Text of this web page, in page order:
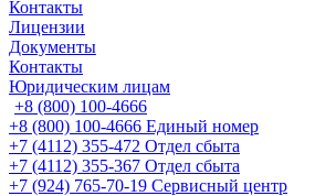
Контакты
Лицензии
Документы
Контакты
Юридическим лицам
+8 (800) 100-4666
+8 (800) 100-4666 Единый номер
+7 (4112) 355-472 Отдел сбыта
+7 (4112) 355-367 Отдел сбыта
+7 (924) 765-70-19 Сервисный центр